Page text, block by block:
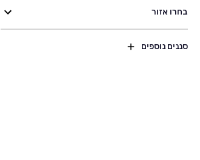
בחרו אזור
סננים נוספים